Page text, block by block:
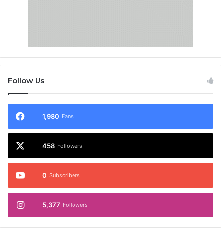
Follow Us
1,980 Fans
458 Followers
0 Subscribers
5,377 Followers